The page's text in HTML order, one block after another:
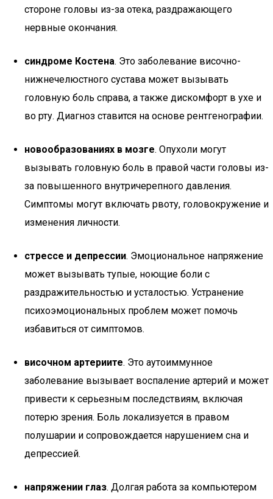
стороне головы из-за отека, раздражающего
нервные окончания.
синдроме Костена. Это заболевание височно-
нижнечелюстного сустава может вызывать
головную боль справа, а также дискомфорт в ухе и
во рту. Диагноз ставится на основе рентгенографии.
новообразованиях в мозге. Опухоли могут
вызывать головную боль в правой части головы из-
за повышенного внутричерепного давления.
Симптомы могут включать рвоту, головокружение и
изменения личности.
стрессе и депрессии. Эмоциональное напряжение
может вызывать тупые, ноющие боли с
раздражительностью и усталостью. Устранение
психоэмоциональных проблем может помочь
избавиться от симптомов.
височном артериите. Это аутоиммунное
заболевание вызывает воспаление артерий и может
привести к серьезным последствиям, включая
потерю зрения. Боль локализуется в правом
полушарии и сопровождается нарушением сна и
депрессией.
напряжении глаз. Долгая работа за компьютером